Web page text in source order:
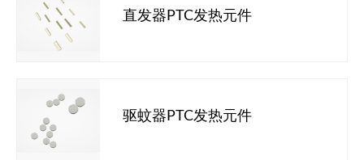
直发器PTC发热元件
驱蚊器PTC发热元件